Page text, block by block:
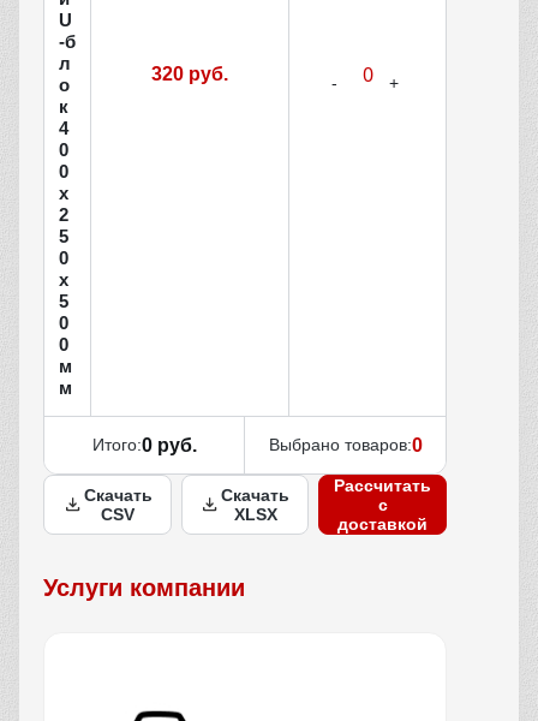
U
-б
л
о
к
4
0
0
х
2
5
0
x
5
0
0
м
м
320 руб.
Итого:0 руб. Выбрано товаров:0
Скачать
CSV
Скачать
XLSX
Рассчитать
с
доставкой
Услуги компании